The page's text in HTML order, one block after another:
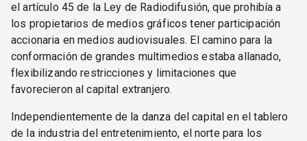
el artículo 45 de la Ley de Radiodifusión, que prohibía a
los propietarios de medios gráficos tener participación
accionaria en medios audiovisuales. El camino para la
conformación de grandes multimedios estaba allanado,
flexibilizando restricciones y limitaciones que
favorecieron al capital extranjero.
Independientemente de la danza del capital en el tablero
de la industria del entretenimiento, el norte para los